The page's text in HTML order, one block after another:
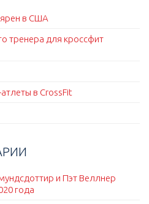
в США
тренера для кроссфит
в CrossFit
и Пэт Веллнер
года